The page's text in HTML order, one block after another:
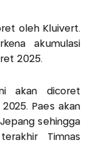
oleh Kluivert.
akumulasi
2025.
akan dicoret
Paes akan
sehingga
Timnas